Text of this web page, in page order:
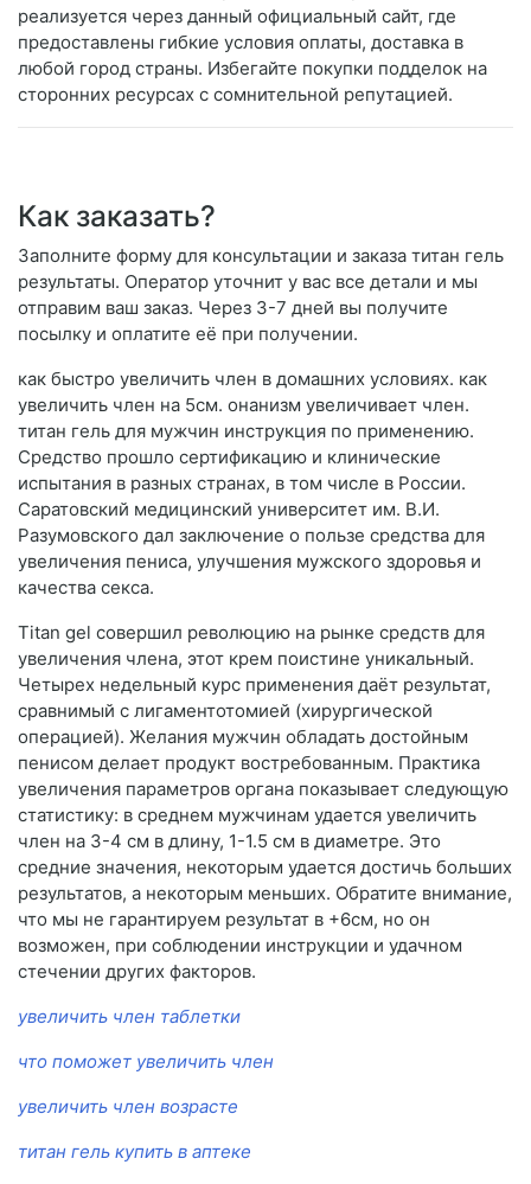
реализуется через данный официальный сайт, где
предоставлены гибкие условия оплаты, доставка в
любой город страны. Избегайте покупки подделок на
сторонних ресурсах с сомнительной репутацией.
Как заказать?
Заполните форму для консультации и заказа титан гель
результаты. Оператор уточнит у вас все детали и мы
отправим ваш заказ. Через 3-7 дней вы получите
посылку и оплатите её при получении.
как быстро увеличить член в домашних условиях. как
увеличить член на 5см. онанизм увеличивает член.
титан гель для мужчин инструкция по применению.
Средство прошло сертификацию и клинические
испытания в разных странах, в том числе в России.
Саратовский медицинский университет им. В.И.
Разумовского дал заключение о пользе средства для
увеличения пениса, улучшения мужского здоровья и
качества секса.
Titan gel совершил революцию на рынке средств для
увеличения члена, этот крем поистине уникальный.
Четырех недельный курс применения даёт результат,
сравнимый с лигаментотомией (хирургической
операцией). Желания мужчин обладать достойным
пенисом делает продукт востребованным. Практика
увеличения параметров органа показывает следующую
статистику: в среднем мужчинам удается увеличить
член на 3-4 см в длину, 1-1.5 см в диаметре. Это
средние значения, некоторым удается достичь больших
результатов, а некоторым меньших. Обратите внимание,
что мы не гарантируем результат в +6см, но он
возможен, при соблюдении инструкции и удачном
стечении других факторов.
увеличить член таблетки
что поможет увеличить член
увеличить член возрасте
титан гель купить в аптеке